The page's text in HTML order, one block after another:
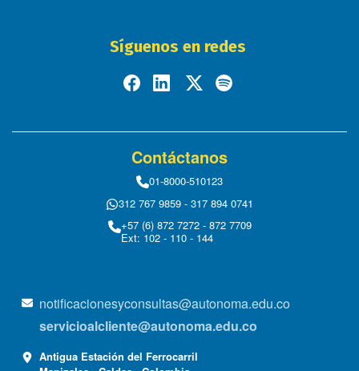
Síguenos en redes
Contáctanos
01-8000-510123
312 767 9859 - 317 894 0741
+57 (6) 872 7272 - 872 7709
Ext: 102 - 110 - 144
notificacionesyconsultas@autonoma.edu.co
servicioalcliente@autonoma.edu.co
Antigua Estación del Ferrocarril